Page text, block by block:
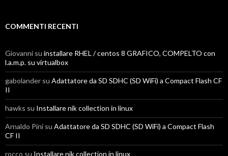
COMMENTI RECENTI
Giovanni su installare RHEL / centos 8 GRAFICO, COMPELTO con
l.a.m.p. su virtualbox
gabolander su Adattatore da SD SDHC (SD WiFi) a Compact Flash CF
II
hawks su Installare nik collection in linux
Arnaldo Pini su Adattatore da SD SDHC (SD WiFi) a Compact Flash
CF II
rocco su Installare nik collection in linux